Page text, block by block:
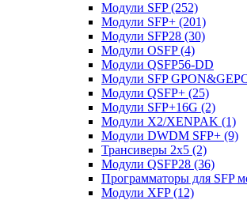
Модули SFP(252)
Модули SFP+ (201)
Модули SFP28 (30)
Модули OSFP(4)
Модули QSFP56-DD
Модули SFP
Модули QSFP+ (25)
Модули SFP+16G (2)
Модули X2/XENPAK (1)
Модули DWDM SFP+ (9)
Трансиверы 2x5 (2)
Модули QSFP28 (36)
Программаторы для SFP
Модули XFP(12)